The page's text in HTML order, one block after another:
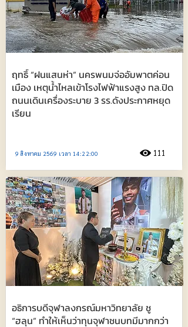
ฤทธิ์ “ฝนแสนห่า” นครพนมจ่ออัมพาตค่อน
เมือง เหตุน้ำไหลเข้าโรงไฟฟ้าแรงสูง ทล.ปิด
ถนนเดินเครื่องระบาย 3 รร.ดังประกาศหยุด
เรียน
9 สิงหาคม 2569 เวลา 14:22:00 111
อธิการบดีจุฬาลงกรณ์มหาวิทยาลัย ชู
“ฮลุน” ทำให้เห็นว่าทุนจุฬาชนบทมีมากกว่า